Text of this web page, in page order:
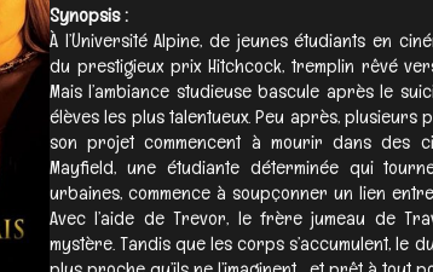
Synopsis :
À l’Université Alpine, de jeunes étudiants en
du prestigieux prix Hitchcock, tremplin rêvé
Mais l’ambiance studieuse bascule après le
élèves les plus talentueux. Peu après, plusieurs
son projet commencent à mourir dans des
Mayfield, une étudiante déterminée qui
urbaines, commence à soupçonner un lien
Avec l’aide de Trevor, le frère jumeau de
mystère. Tandis que les corps s’accumulent, le